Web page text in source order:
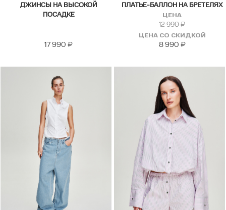
ДЖИНСЫ НА ВЫСОКОЙ
ПОСАДКЕ
17 990 ₽
ПЛАТЬЕ-БАЛЛОН НА БРЕТЕЛЯХ
ЦЕНА
12 990₽
ЦЕНА СО СКИДКОЙ
8 990 ₽